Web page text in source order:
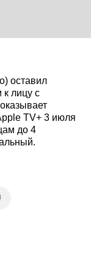
оставил
лицу с
TV+ 3 июля
до 4